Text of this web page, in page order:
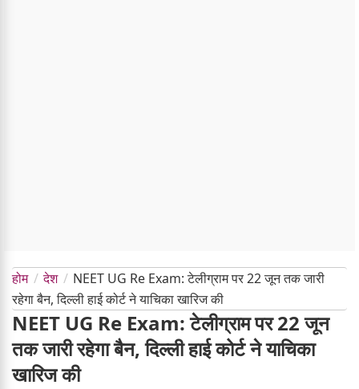
होम देश
NEET UG Re Exam: टेलीग्राम पर 22 जून तक जारी
रहेगा बैन, दिल्ली हाई कोर्ट ने याचिका खारिज की
NEET UG Re Exam: टेलीग्राम पर 22 जून
तक जारी रहेगा बैन, दिल्ली हाई कोर्ट ने याचिका
खारिज की